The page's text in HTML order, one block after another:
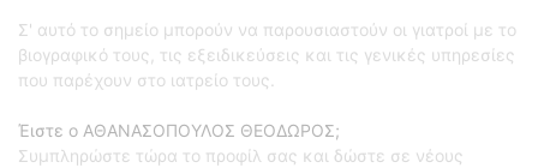
Σ' αυτό το σημείο μπορούν να παρουσιαστούν οι γιατροί με το
βιογραφικό τους, τις εξειδικεύσεις και τις γενικές υπηρεσίες
που παρέχουν στο ιατρείο τους.
Έιστε ο ΑΘΑΝΑΣΟΠΟΥΛΟΣ ΘΕΟΔΩΡΟΣ;
Συμπληρώστε τώρα το προφίλ σας και δώστε σε νέους